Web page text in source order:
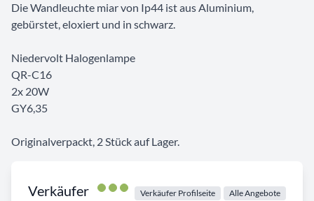
Verkäufer Verkäufer Profilseite Alle Angebote
Die Wandleuchte miar von Ip44 ist aus Aluminium,
gebürstet, eloxiert und in schwarz.
Niedervolt Halogenlampe
QR-C16
2x 20W
GY6,35
Originalverpackt, 2 Stück auf Lager.